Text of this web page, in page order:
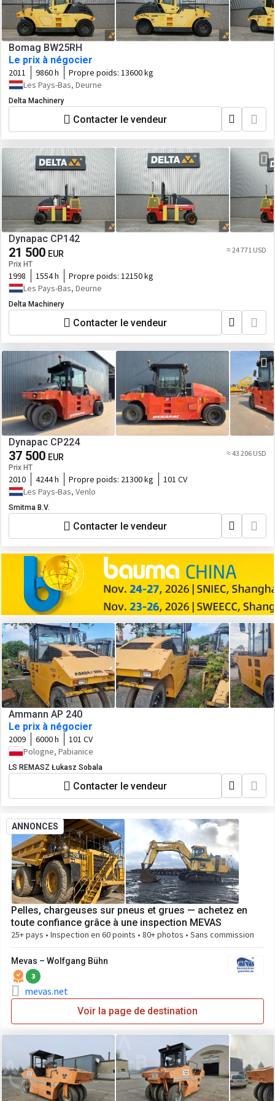
Bomag BW25RH
Le prix à négocier
2011 9860 h Propre poids: 13600 kg
Les Pays-Bas, Deurne
Delta Machinery
Contacter le vendeur
Dynapac CP142
21 500 EUR
Prix HT
≈ 24 771 USD
1998 1554 h Propre poids: 12150 kg
Les Pays-Bas, Deurne
Delta Machinery
Contacter le vendeur
Dynapac CP224
37 500 EUR
Prix HT
≈ 43 206 USD
2010 4244 h Propre poids: 21300 kg
101 CV
Les Pays-Bas, Venlo
Smitma B.V.
Contacter le vendeur
Ammann AP 240
Le prix à négocier
2009 6000 h
101 CV
Pologne, Pabianice
LS REMASZ Łukasz Sobala
Contacter le vendeur
ANNONCES
Pelles, chargeuses sur pneus et grues — achetez en
toute confiance grâce à une inspection MEVAS
25+ pays • Inspection en 60 points • 80+ photos • Sans commission
Mevas – Wolfgang Bühn
3
mevas.net
Voir la page de destination